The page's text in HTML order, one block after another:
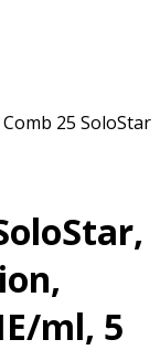
25 SoloStar
ml, 5